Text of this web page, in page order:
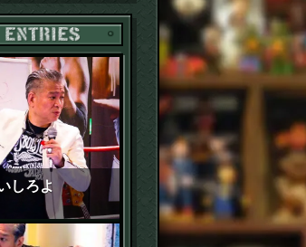
POPULAR ENTRIES
しろよ